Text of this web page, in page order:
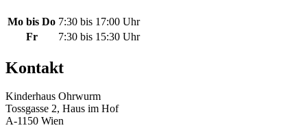
Mo bis Do 7:30 bis 17:00 Uhr
Fr
7:30 bis 15:30 Uhr
Kontakt
Kinderhaus Ohrwurm
Tossgasse 2, Haus im Hof
A-1150 Wien